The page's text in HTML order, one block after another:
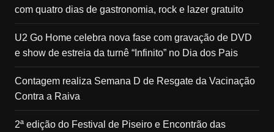
com quatro dias de gastronomia, rock e lazer gratuito
U2 Go Home celebra nova fase com gravação de DVD
e show de estreia da turnê “Infinito” no Dia dos Pais
Contagem realiza Semana D de Resgate da Vacinação
Contra a Raiva
2ª edição do Festival de Piseiro e Encontrão das